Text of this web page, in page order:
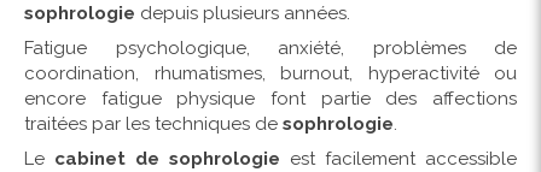
sophrologie depuis plusieurs années.
Fatigue psychologique, anxiété, problèmes de
coordination, rhumatismes, burnout, hyperactivité ou
encore fatigue physique font partie des affections
traitées par les techniques de sophrologie.
Le cabinet de sophrologie est facilement accessible